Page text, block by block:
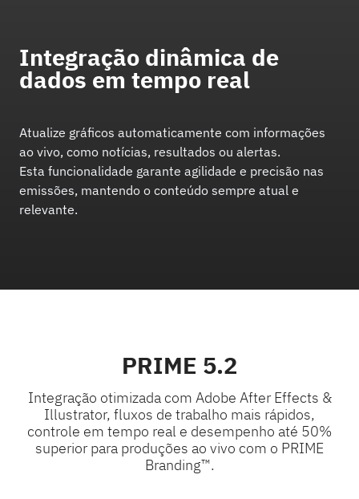
Integração dinâmica de
dados em tempo real
Atualize gráficos automaticamente com informações
ao vivo, como notícias, resultados ou alertas.
Esta funcionalidade garante agilidade e precisão nas
emissões, mantendo o conteúdo sempre atual e
relevante.
PRIME 5.2
Integração otimizada com Adobe After Effects &
Illustrator, fluxos de trabalho mais rápidos,
controle em tempo real e desempenho até 50%
superior para produções ao vivo com o PRIME
Branding™.